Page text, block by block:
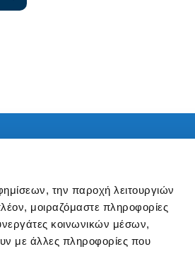
την παροχή λειτουργιών
μοιραζόμαστε πληροφορίες
κοινωνικών μέσων,
με άλλες πληροφορίες που